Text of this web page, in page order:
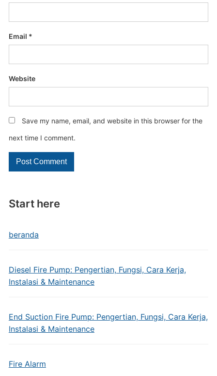
Start here
beranda
Diesel Fire Pump: Pengertian, Fungsi, Cara Kerja,
Instalasi & Maintenance
End Suction Fire Pump: Pengertian, Fungsi, Cara Kerja,
Instalasi & Maintenance
Fire Alarm
Email *
Website
Save my name, email, and website in this browser for the
next time I comment.